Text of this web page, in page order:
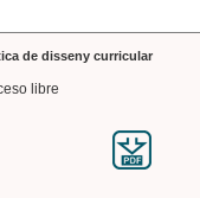
de disseny curricular
libre